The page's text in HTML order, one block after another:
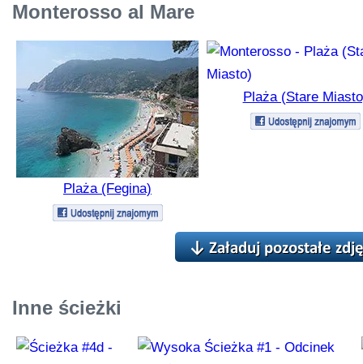
Monterosso al Mare
Plaża (Fegina)
Plaża (Stare
Inne ścieżki